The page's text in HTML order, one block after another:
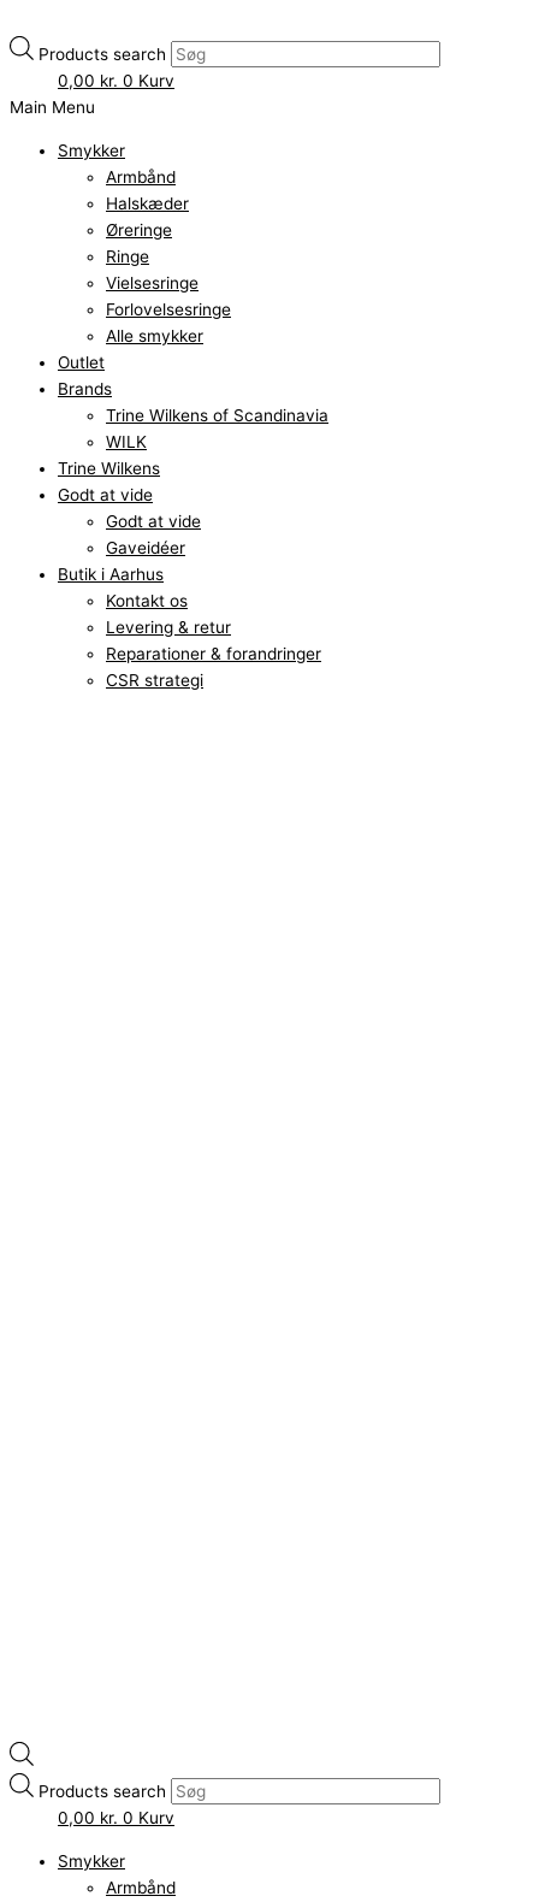
Products search
0,00 kr. 0 Kurv
Main Menu
Smykker
Armbånd
Halskæder
Øreringe
Ringe
Vielsesringe
Forlovelsesringe
Alle smykker
Outlet
Brands
Trine Wilkens of Scandinavia
WILK
Trine Wilkens
Godt at vide
Godt at vide
Gaveidéer
Butik i Aarhus
Kontakt os
Levering & retur
Reparationer & forandringer
CSR strategi
Products search
0,00 kr. 0 Kurv
Smykker
Armbånd